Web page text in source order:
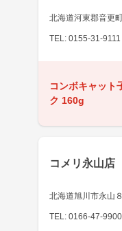
北海道河東郡音更
TEL: 0155-31-9111
コンボキャット
ク 160g
コメリ永山店
北海道旭川市永山
TEL: 0166-47-9900